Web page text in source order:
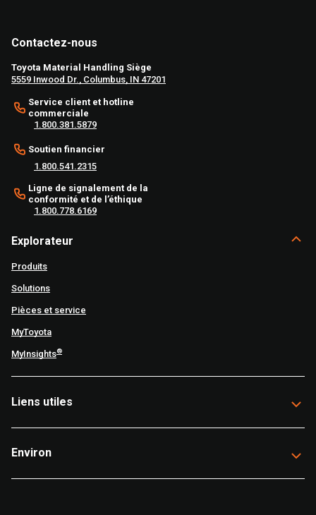
Contactez-nous
Toyota Material Handling Siège
5559 Inwood Dr., Columbus, IN 47201
Service client et hotline
commerciale
1.800.381.5879
Soutien financier
1.800.541.2315
Ligne de signalement de la
conformité et de l’éthique
1.800.778.6169
Explorateur
Produits
Solutions
Pièces et service
MyToyota
MyInsights®
Liens utiles
Environ